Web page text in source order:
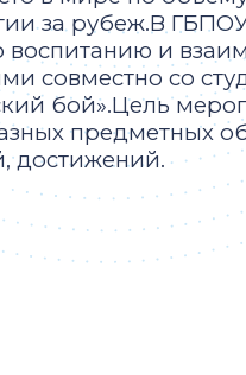
за рубеж.В
воспитанию и
совместно со
бой».Цель
предметных
достижений.